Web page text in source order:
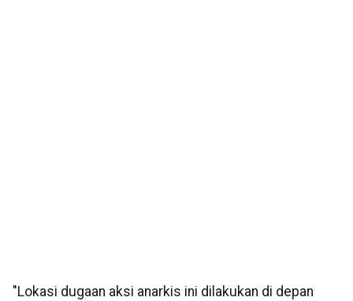
"Lokasi dugaan aksi anarkis ini dilakukan di depan